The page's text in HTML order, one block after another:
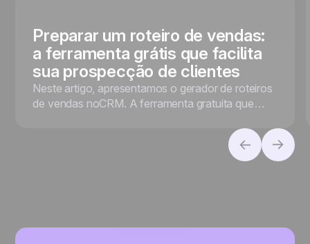
Preparar um roteiro de vendas:
a ferramenta grátis que facilita
sua prospecção de clientes
Neste artigo, apresentamos o gerador de roteiros
de vendas noCRM. A ferramenta gratuita que